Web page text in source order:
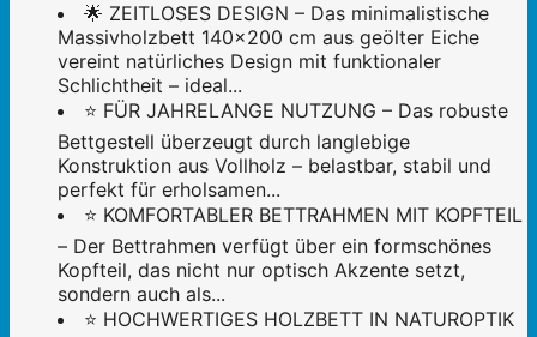
🌟 ZEITLOSES DESIGN – Das minimalistische
Massivholzbett 140x200 cm aus geölter Eiche
vereint natürliches Design mit funktionaler
Schlichtheit – ideal...
⭐ FÜR JAHRELANGE NUTZUNG – Das robuste
Bettgestell überzeugt durch langlebige
Konstruktion aus Vollholz – belastbar, stabil und
perfekt für erholsamen...
⭐ KOMFORTABLER BETTRAHMEN MIT KOPFTEIL
– Der Bettrahmen verfügt über ein formschönes
Kopfteil, das nicht nur optisch Akzente setzt,
sondern auch als...
⭐ HOCHWERTIGES HOLZBETT IN NATUROPTIK